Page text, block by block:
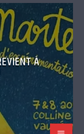
À